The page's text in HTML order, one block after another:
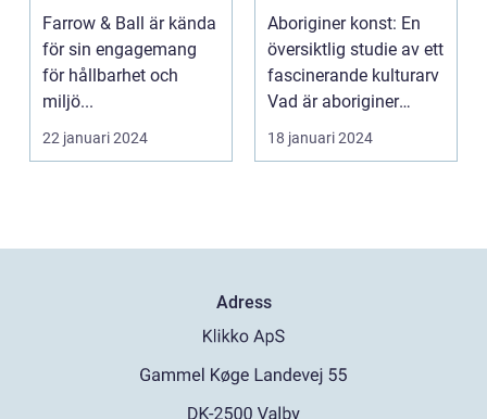
miljömedvetenhet
Farrow & Ball är kända
för sin engagemang
för hållbarhet och
miljö...
22 januari 2024
australiska
aboriginska
kulturarvet
Aboriginer konst: En
översiktlig studie av ett
fascinerande kulturarv
Vad är aboriginer
konst och ...
18 januari 2024
Adress